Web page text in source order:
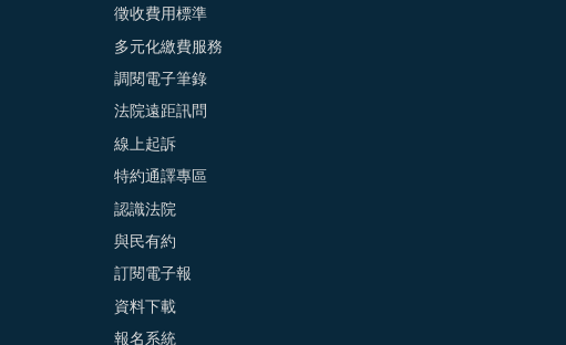
徵收費用標準
多元化繳費服務
調閱電子筆錄
法院遠距訊問
線上起訴
特約通譯專區
認識法院
與民有約
訂閱電子報
資料下載
報名系統